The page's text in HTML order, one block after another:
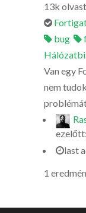
13k
bug
Van egy
nem
last
1